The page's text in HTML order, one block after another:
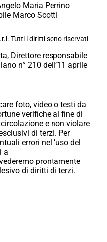
Maria Perrino
Marco Scotti
Tutti i diritti sono riservati
Direttore responsabile
n° 210 dell’11 aprile
foto, video o testi da
verifiche al fine di
e non violare
di terzi. Per
errori nell’uso del
a
prontamente
di diritti di terzi.